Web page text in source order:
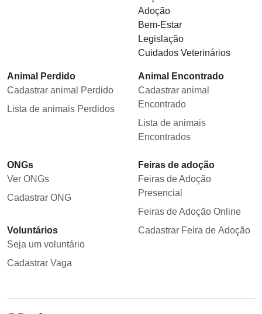
Adoção
Bem-Estar
Legislação
Cuidados Veterinários
Animal Perdido
Cadastrar animal Perdido
Lista de animais Perdidos
Animal Encontrado
Cadastrar animal
Encontrado
Lista de animais
Encontrados
ONGs
Ver ONGs
Cadastrar ONG
Voluntários
Seja um voluntário
Cadastrar Vaga
Feiras de adoção
Feiras de Adoção
Presencial
Feiras de Adoção Online
Cadastrar Feira de Adoção